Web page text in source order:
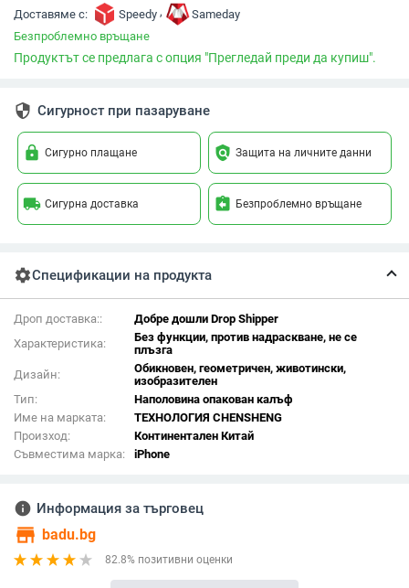
Доставяме с: Speedy ,
Sameday
Безпроблемно връщане
Продуктът се предлага с опция "Прегледай преди да купиш".
security Сигурност при пазаруване
lock Сигурно плащане policy Защита на личните данни
local_shipping Сигурна доставка assignment_return Безпроблемно връщане
settingsСпецификации на продукта
Дроп доставка::
Добре дошли Drop Shipper
Характеристика:
Без функции, против надраскване, не се
плъзга
Дизайн:
Обикновен, геометричен, животински,
изобразителен
Тип:
Наполовина опакован калъф
Име на марката:
ТЕХНОЛОГИЯ CHENSHENG
Произход:
Континентален Китай
Съвместима марка:
iPhone
info Информация за търговец
store badu.bg
82.8% позитивни оценки